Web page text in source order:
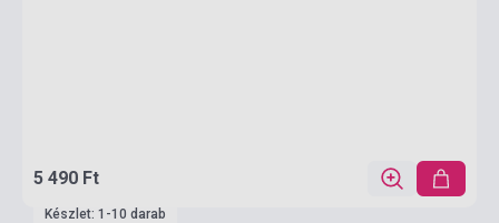
5 490 Ft
Készlet: 1-10 darab